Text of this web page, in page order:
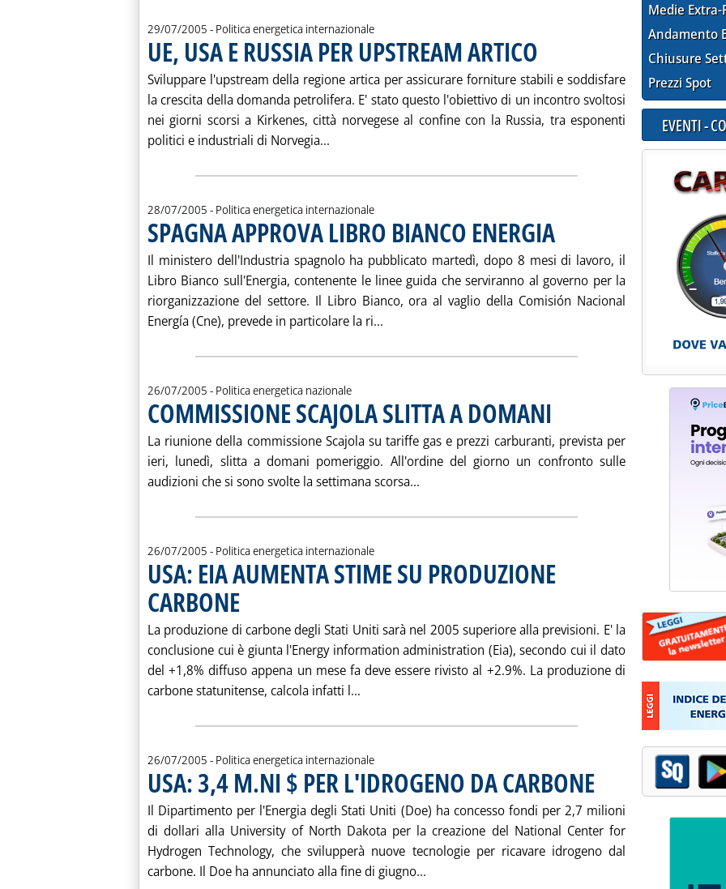
29/07/2005 - Politica energetica internazionale
UE, USA E RUSSIA PER UPSTREAM ARTICO . Pubblicata venerdì 29 luglio 2005 alle 15.28.
Sviluppare l'upstream della regione artica per assicurare forniture stabili e soddisfare
la crescita della domanda petrolifera. E' stato questo l'obiettivo di un incontro svoltosi
nei giorni scorsi a Kirkenes, città norvegese al confine con la Russia, tra esponenti
politici e industriali di Norvegia... Leggi tutta la notizia: 'UE, USA E RUSSIA PER UPSTREAM ARTICO'
28/07/2005 - Politica energetica internazionale
SPAGNA APPROVA LIBRO BIANCO ENERGIA . Pubblicata giovedì 28 luglio 2005 alle
Il ministero dell'Industria spagnolo ha pubblicato martedì, dopo 8 mesi di lavoro, il
Libro Bianco sull'Energia, contenente le linee guida che serviranno al governo per la
riorganizzazione del settore. Il Libro Bianco, ora al vaglio della Comisión Nacional
Energía (Cne), prevede in particolare la ri... Leggi tutta la notizia: 'SPAGNA APPROVA LIBRO BIANCO
26/07/2005 - Politica energetica nazionale
COMMISSIONE SCAJOLA SLITTA A DOMANI . Pubblicata martedì 26 luglio 2005 alle
La riunione della commissione Scajola su tariffe gas e prezzi carburanti, prevista per
ieri, lunedì, slitta a domani pomeriggio. All'ordine del giorno un confronto sulle
audizioni che si sono svolte la settimana scorsa... Leggi tutta la notizia: 'COMMISSIONE SCAJOLA
26/07/2005 - Politica energetica internazionale
USA: EIA AUMENTA STIME SU PRODUZIONE
CARBONE
La produzione di carbone degli Stati Uniti sarà nel 2005 superiore alla previsioni. E' la
conclusione cui è giunta l'Energy information administration (Eia), secondo cui il dato
del +1,8% diffuso appena un mese fa deve essere rivisto al +2.9%. La produzione di
carbone statunitense, calcola infatti l... Leggi tutta la notizia: 'USA: EIA AUMENTA STIME SU
26/07/2005 - Politica energetica internazionale
USA: 3,4 M.NI $ PER L'IDROGENO DA CARBONE . Pubblicata martedì 26 luglio
Il Dipartimento per l'Energia degli Stati Uniti (Doe) ha concesso fondi per 2,7 milioni
di dollari alla University of North Dakota per la creazione del National Center for
Hydrogen Technology, che svilupperà nuove tecnologie per ricavare idrogeno dal
carbone. Il Doe ha annunciato alla fine di giugno...
Medie Extra-
Andamento
Chiusure
Prezzi Spot
EVENTI -